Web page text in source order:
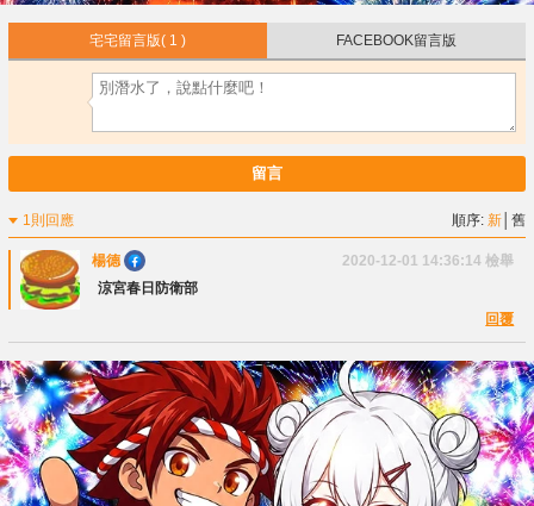
宅宅留言版( 1 ) FACEBOOK留言版
留言
1則回應 順序:新 │舊
楊德 2020-12-01 14:36:14 檢舉
涼宮春日防衛部
回覆